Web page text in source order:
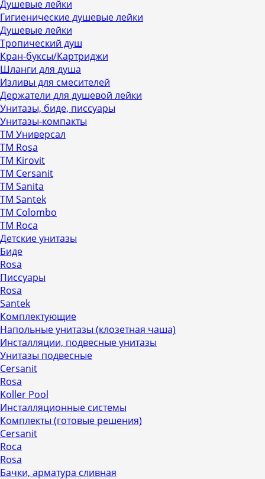
Душевые лейки
Гигиенические душевые лейки
Душевые лейки
Тропический душ
Кран-буксы/Картриджи
Шланги для душа
Изливы для смесителей
Держатели для душевой лейки
Унитазы, биде, писсуары
Унитазы-компакты
ТМ Универсал
ТМ Rosa
ТМ Kirovit
ТМ Cersanit
ТМ Sanita
ТМ Santek
ТМ Colombo
ТМ Roca
Детские унитазы
Биде
Rosa
Писсуары
Rosa
Santek
Комплектующие
Напольные унитазы (клозетная чаша)
Инсталляции, подвесные унитазы
Унитазы подвесные
Cersanit
Rosa
Koller Pool
Инсталляционные системы
Комплекты (готовые решения)
Cersanit
Roca
Rosa
Бачки, арматура сливная